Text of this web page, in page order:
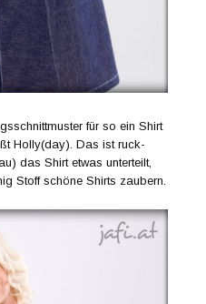
für so ein Shirt
Holly(day). Das ist ruck-
das Shirt etwas unterteilt,
Stoff schöne Shirts zaubern.